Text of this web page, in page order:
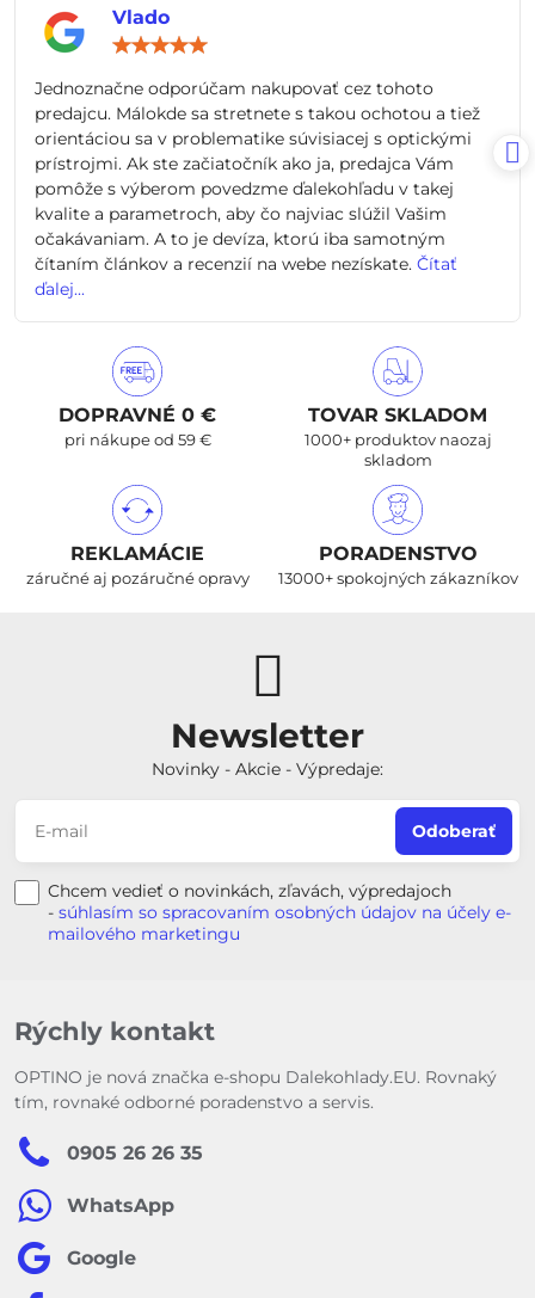
Vlado
5
Jednoznačne odporúčam nakupovať cez tohoto
predajcu. Málokde sa stretnete s takou ochotou a tiež
orientáciou sa v problematike súvisiacej s optickými
prístrojmi. Ak ste začiatočník ako ja, predajca Vám
pomôže s výberom povedzme ďalekohľadu v takej
kvalite a parametroch, aby čo najviac slúžil Vašim
očakávaniam. A to je devíza, ktorú iba samotným
čítaním článkov a recenzií na webe nezískate. Čítať
ďalej...
DOPRAVNÉ 0 €
pri nákupe od 59 €
TOVAR SKLADOM
1000+ produktov naozaj
skladom
REKLAMÁCIE
záručné aj pozáručné opravy
PORADENSTVO
13000+ spokojných zákazníkov
Newsletter
Novinky - Akcie - Výpredaje:
Odoberať
Chcem vedieť o novinkách, zľavách, výpredajoch
- súhlasím so spracovaním osobných údajov na účely e-
mailového marketingu
Rýchly kontakt
OPTINO je nová značka e-shopu Dalekohlady.EU. Rovnaký
tím, rovnaké odborné poradenstvo a servis.
0905 26 26 35
WhatsApp
Google